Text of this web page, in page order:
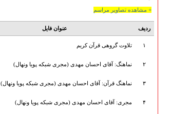
+ مشاهده تصاویر مراسم
ردیف عنوان فایل
۱ تلاوت گروهی قرآن کریم
۲ نماهنگ: آقای احسان مهدی (مجری شبکه پویا ونهال)
۳ نماهنگ قرآن: آقای احسان مهدی (مجری شبکه پویا ونهال)
۴ مجری: آقای احسان مهدی (مجری شبکه پویا ونهال)